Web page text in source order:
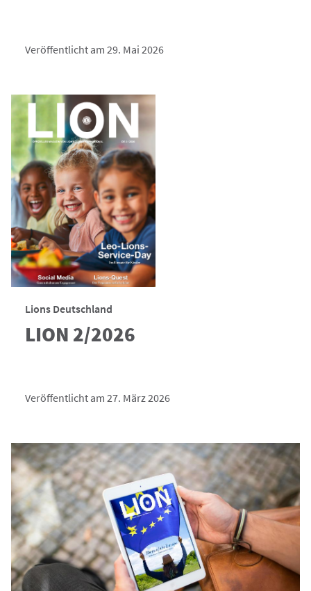
Veröffentlicht am 29. Mai 2026
Lions Deutschland
LION 2/2026
Veröffentlicht am 27. März 2026